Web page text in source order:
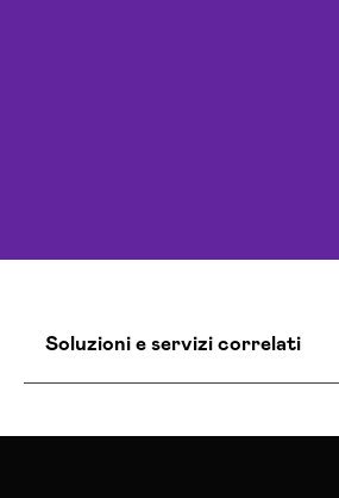
Soluzioni e servizi correlati